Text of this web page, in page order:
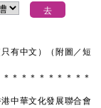
有中文）（附圖／短
＊ ＊ ＊ ＊ ＊ ＊ ＊ ＊ ＊ ＊
中華文化發展聯合會